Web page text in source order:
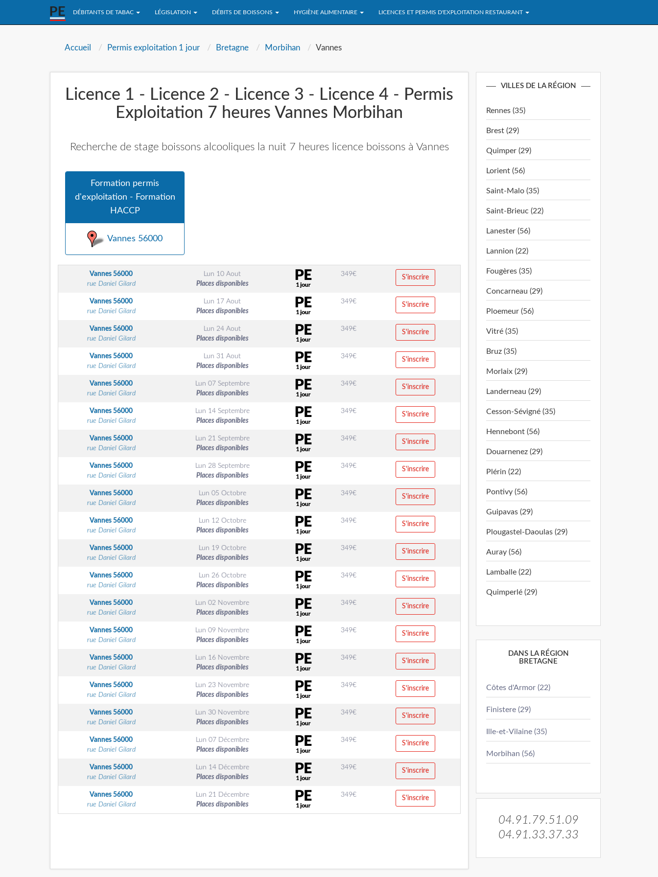
DÉBITANTS DE TABAC LÉGISLATION DÉBITS DE BOISSONS HYGIÈNE ALIMENTAIRE LICENCES ET PERMIS D'EXPLOITATION RESTAURANT
Accueil Permis exploitation 1 jour Bretagne Morbihan Vannes
Licence 1 - Licence 2 - Licence 3 - Licence 4 - Permis
Exploitation 7 heures Vannes Morbihan
Recherche de stage boissons alcooliques la nuit 7 heures licence boissons à Vannes
Formation permis
d'exploitation - Formation
HACCP
Vannes 56000
Vannes 56000
rue Daniel Gilard
Lun 10 Aout
Places disponibles
349€ S'inscrire
Vannes 56000
rue Daniel Gilard
Lun 17 Aout
Places disponibles
349€ S'inscrire
Vannes 56000
rue Daniel Gilard
Lun 24 Aout
Places disponibles
349€ S'inscrire
Vannes 56000
rue Daniel Gilard
Lun 31 Aout
Places disponibles
349€ S'inscrire
Vannes 56000
rue Daniel Gilard
Lun 07 Septembre
Places disponibles
349€ S'inscrire
Vannes 56000
rue Daniel Gilard
Lun 14 Septembre
Places disponibles
349€ S'inscrire
Vannes 56000
rue Daniel Gilard
Lun 21 Septembre
Places disponibles
349€ S'inscrire
Vannes 56000
rue Daniel Gilard
Lun 28 Septembre
Places disponibles
349€ S'inscrire
Vannes 56000
rue Daniel Gilard
Lun 05 Octobre
Places disponibles
349€ S'inscrire
Vannes 56000
rue Daniel Gilard
Lun 12 Octobre
Places disponibles
349€ S'inscrire
Vannes 56000
rue Daniel Gilard
Lun 19 Octobre
Places disponibles
349€ S'inscrire
Vannes 56000
rue Daniel Gilard
Lun 26 Octobre
Places disponibles
349€ S'inscrire
Vannes 56000
rue Daniel Gilard
Lun 02 Novembre
Places disponibles
349€ S'inscrire
Vannes 56000
rue Daniel Gilard
Lun 09 Novembre
Places disponibles
349€ S'inscrire
Vannes 56000
rue Daniel Gilard
Lun 16 Novembre
Places disponibles
349€ S'inscrire
Vannes 56000
rue Daniel Gilard
Lun 23 Novembre
Places disponibles
349€ S'inscrire
Vannes 56000
rue Daniel Gilard
Lun 30 Novembre
Places disponibles
349€ S'inscrire
Vannes 56000
rue Daniel Gilard
Lun 07 Décembre
Places disponibles
349€ S'inscrire
Vannes 56000
rue Daniel Gilard
Lun 14 Décembre
Places disponibles
349€ S'inscrire
Vannes 56000
rue Daniel Gilard
Lun 21 Décembre
Places disponibles
349€ S'inscrire
VILLES DE LA RÉGION
Rennes (35)
Brest (29)
Quimper (29)
Lorient (56)
Saint-Malo (35)
Saint-Brieuc (22)
Lanester (56)
Lannion (22)
Fougères (35)
Concarneau (29)
Ploemeur (56)
Vitré (35)
Bruz (35)
Morlaix (29)
Landerneau (29)
Cesson-Sévigné (35)
Hennebont (56)
Douarnenez (29)
Plérin (22)
Pontivy (56)
Guipavas (29)
Plougastel-Daoulas (29)
Auray (56)
Lamballe (22)
Quimperlé (29)
DANS LA RÉGION
BRETAGNE
Côtes d'Armor (22)
Finistere (29)
Ille-et-Vilaine (35)
Morbihan (56)
04.91.79.51.09
04.91.33.37.33